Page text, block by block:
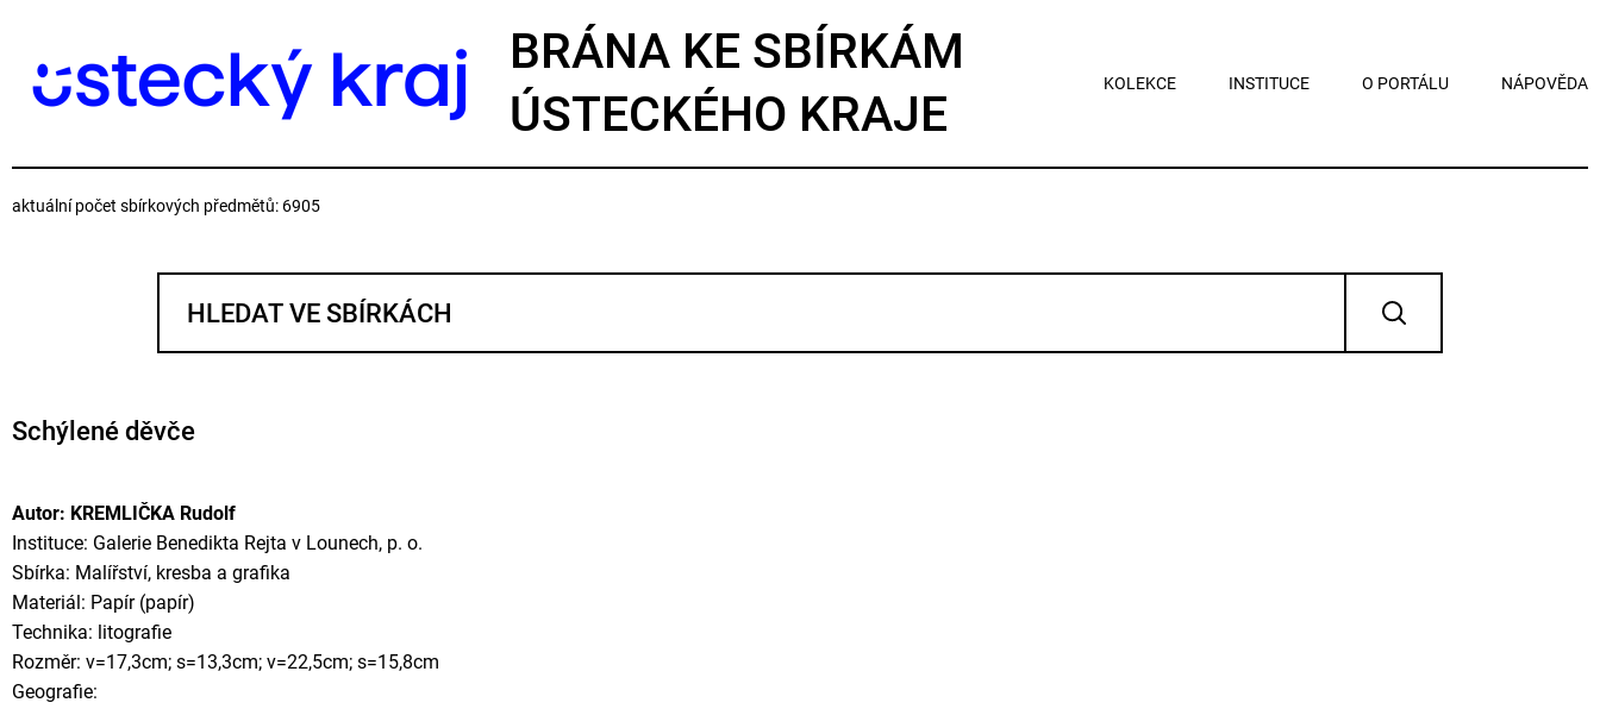
BRÁNA KE SBÍRKÁM
ÚSTECKÉHO KRAJE
KOLEKCE INSTITUCE O PORTÁLU NÁPOVĚDA
aktuální počet sbírkových předmětů: 6905
Schýlené děvče
Autor: KREMLIČKA Rudolf
Instituce: Galerie Benedikta Rejta v Lounech, p. o.
Sbírka: Malířství, kresba a grafika
Materiál: Papír (papír)
Technika: litografie
Rozměr: v=17,3cm; s=13,3cm; v=22,5cm; s=15,8cm
Geografie: